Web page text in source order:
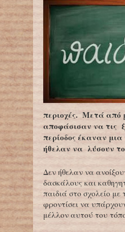
περιοχές. Μετά από
αποφάσισαν να τις
περίοδος έκαναν
ήθελαν να λύσουν
Δεν ήθελαν να
δασκάλους και
παιδιά στο σχολείο
φροντίσει να
μέλλον αυτού του